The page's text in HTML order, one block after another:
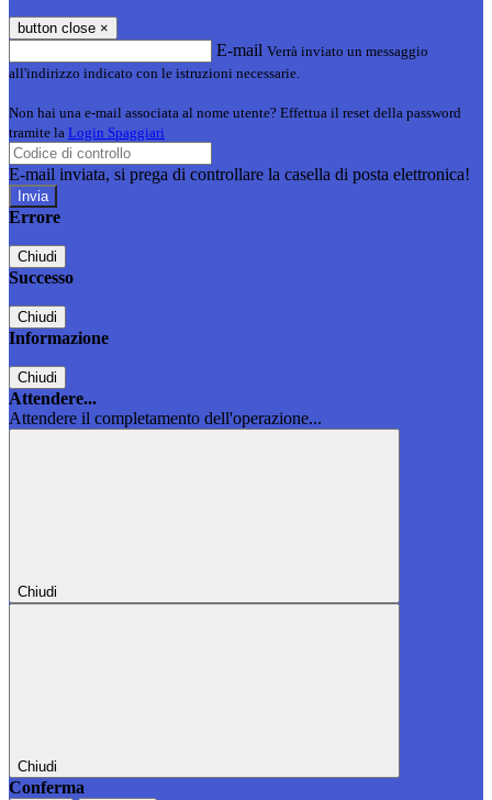
button close ×
E-mail Verrà inviato un messaggio
all'indirizzo indicato con le istruzioni necessarie.
Non hai una e-mail associata al nome utente? Effettua il reset della password
tramite la Login Spaggiari
E-mail inviata, si prega di controllare la casella di posta elettronica!
Errore
Chiudi
Successo
Chiudi
Informazione
Chiudi
Attendere...
Attendere il completamento dell'operazione...
Chiudi
Chiudi
Conferma